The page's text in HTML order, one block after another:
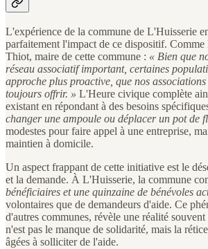
L'expérience de la commune de L'Huisserie
parfaitement l'impact de ce dispositif. Comme
Thiot, maire de cette commune : « Bien que
réseau associatif important, certaines
approche plus proactive, que nos
toujours offrir. » L'Heure civique complète
existant en répondant à des besoins
changer une ampoule ou déplacer un pot de
modestes pour faire appel à une entreprise,
maintien à domicile.
Un aspect frappant de cette initiative est le
et la demande. À L'Huisserie, la commune
bénéficiaires et une quinzaine de bénévoles
volontaires que de demandeurs d'aide. Ce
d'autres communes, révèle une réalité
n'est pas le manque de solidarité, mais la
âgées à solliciter de l'aide.